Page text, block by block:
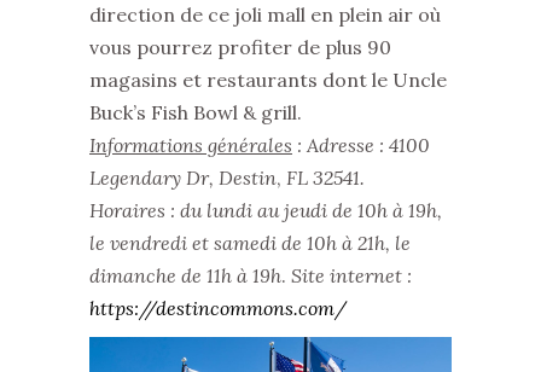
direction de ce joli mall en plein air où
vous pourrez profiter de plus 90
magasins et restaurants dont le Uncle
Buck’s Fish Bowl & grill.
Informations générales : Adresse : 4100
Legendary Dr, Destin, FL 32541.
Horaires : du lundi au jeudi de 10h à 19h,
le vendredi et samedi de 10h à 21h, le
dimanche de 11h à 19h. Site internet :
https://destincommons.com/